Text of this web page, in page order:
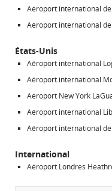
Aéroport international de
Aéroport international de
États-Unis
Aéroport international
Aéroport international
Aéroport New York
Aéroport international
Aéroport international de
International
Aéroport Londres